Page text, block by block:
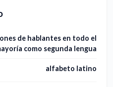
de hablantes en todo el
como segunda lengua
alfabeto latino